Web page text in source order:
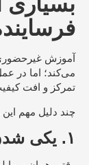
آموزش
می‌کند؛ اما در
تمرکز و افت
چند دلیل مهم
۱. یکی شدن فضای درس و سرگرمی